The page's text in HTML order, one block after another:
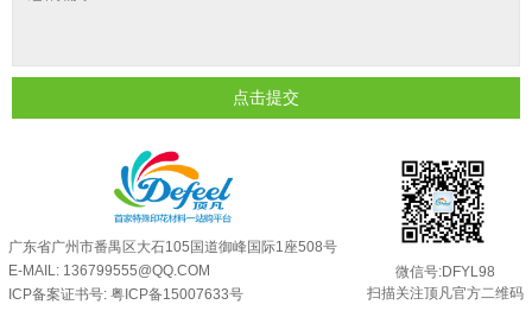
超细反光粉需要搭配什么胶浆使用？
反光粉可以混合其他颜料一起使用吗... 2025-05-23
点击提交
广东省广州市番禺区大石105国道御峰国际1座508号
E-MAIL: 136799555@QQ.COM
ICP备案证书号: 粤ICP备15007633号
微信号:DFYL98
扫描关注顶凡官方二维码